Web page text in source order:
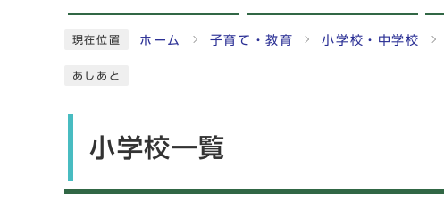
現在位置 ホーム 子育て・教育 小学校・中学校
あしあと
小学校一覧